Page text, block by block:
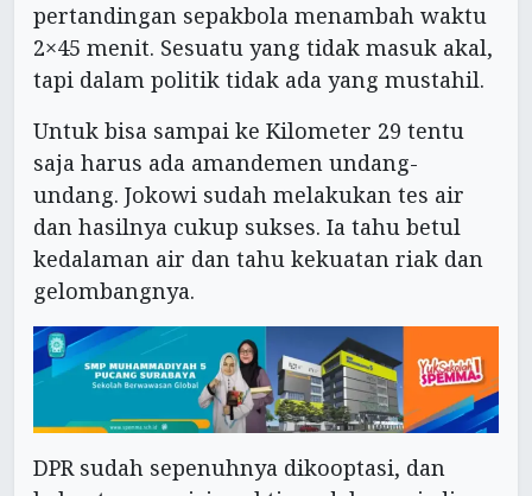
pertandingan sepakbola menambah waktu
2×45 menit. Sesuatu yang tidak masuk akal,
tapi dalam politik tidak ada yang mustahil.
Untuk bisa sampai ke Kilometer 29 tentu
saja harus ada amandemen undang-
undang. Jokowi sudah melakukan tes air
dan hasilnya cukup sukses. Ia tahu betul
kedalaman air dan tahu kekuatan riak dan
gelombangnya.
DPR sudah sepenuhnya dikooptasi, dan